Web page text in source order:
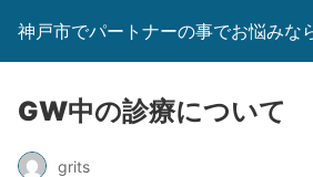
神戸市でパートナーの事でお悩みな
GW中の診療について
grits